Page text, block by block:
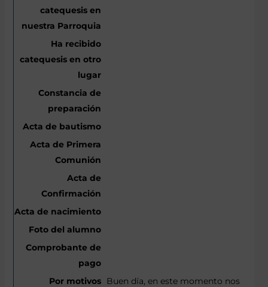
Buen día, en este momento nos